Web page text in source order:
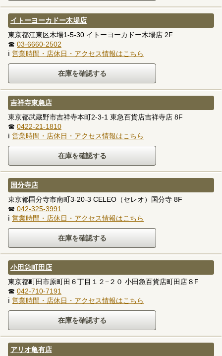
イトーヨーカドー木場店
東京都江東区木場1-5-30 イトーヨーカドー木場店 2F
☎ 03-6660-2502
ℹ 営業時間・店休日・アクセス情報はこちら
吉祥寺東急店
東京都武蔵野市吉祥寺本町2-3-1 東急百貨店吉祥寺店 8F
☎ 0422-21-1810
ℹ 営業時間・店休日・アクセス情報はこちら
国分寺店
東京都国分寺市南町3-20-3 CELEO（セレオ）国分寺 8F
☎ 042-325-3991
ℹ 営業時間・店休日・アクセス情報はこちら
小田急町田店
東京都町田市原町田６丁目１２−２０ 小田急百貨店町田店８F
☎ 042-710-7191
ℹ 営業時間・店休日・アクセス情報はこちら
アリオ亀有店